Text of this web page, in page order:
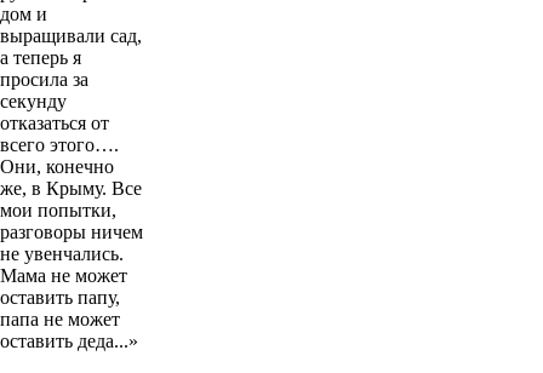
дом и
выращивали сад,
а теперь я
просила за
секунду
отказаться от
всего этого….
Они, конечно
же, в Крыму. Все
мои попытки,
разговоры ничем
не увенчались.
Мама не может
оставить папу,
папа не может
оставить деда...»